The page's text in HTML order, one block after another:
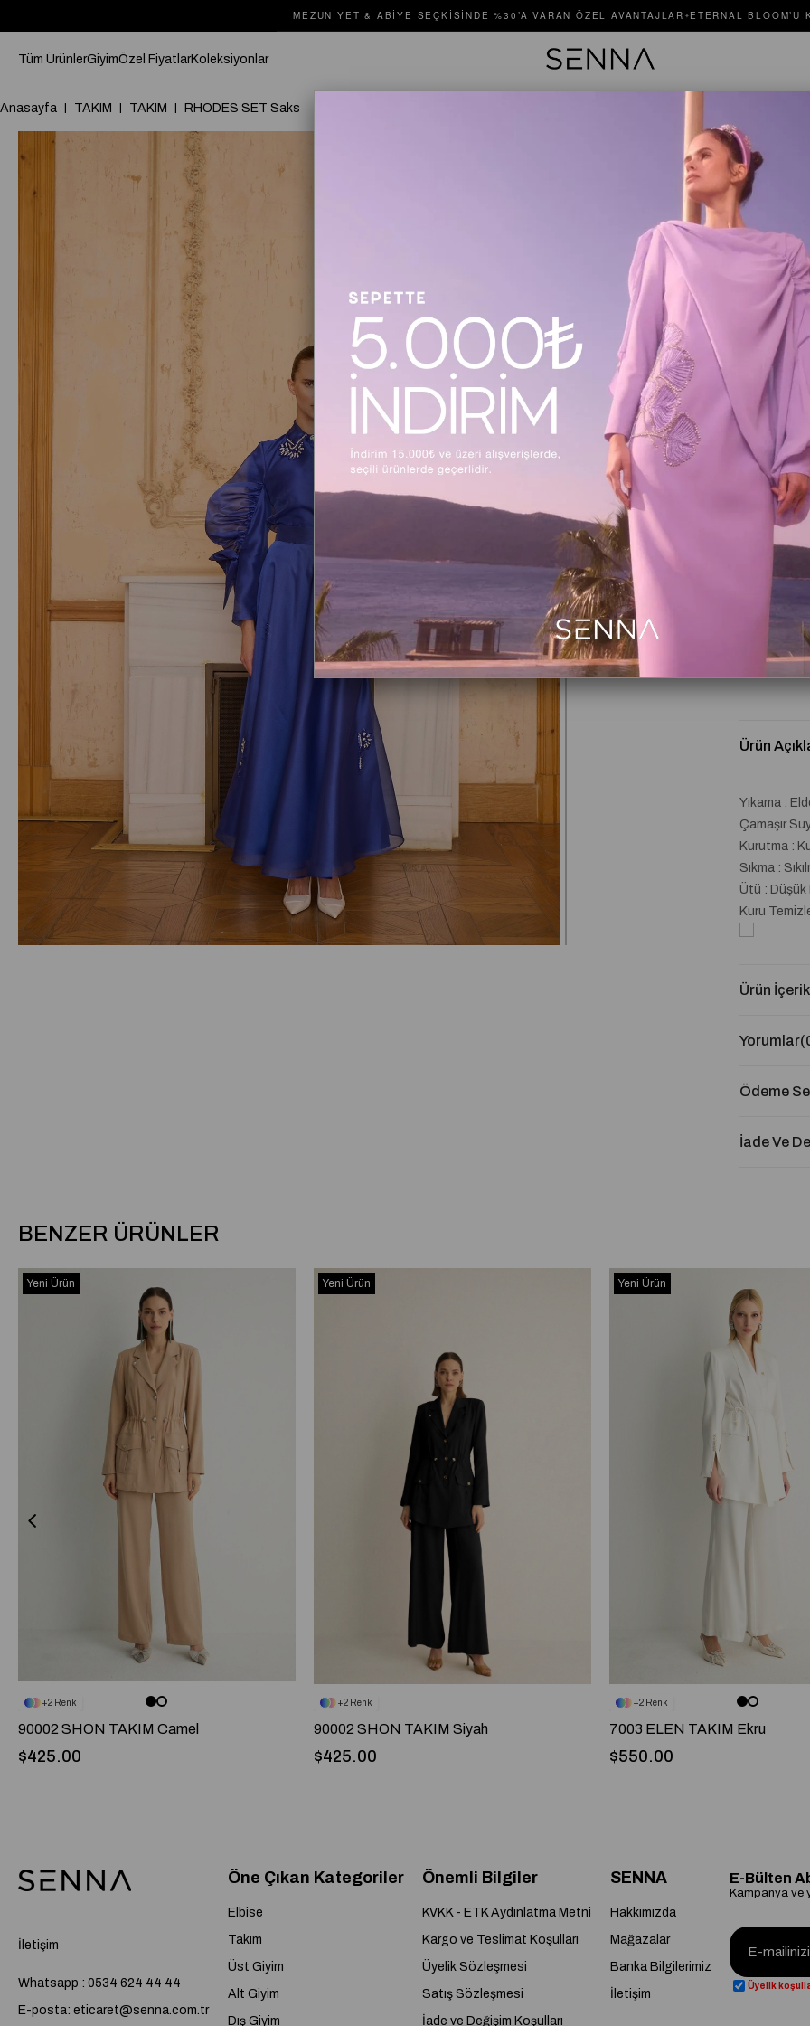
MEZUNIYET & ABIYE SEÇKISINDE %30’A VARAN ÖZEL AVANTAJLAR ✦ ETERNAL BLOOM’U
Tüm ÜrünlerGiyimÖzel FiyatlarKoleksiyonlar
Anasayfa TAKIM TAKIM RHODES SET Saks
RHODES
Stok Kodu
$525.00
Somon
Beden
36
Beden
Kritik Stok
Ürün
Yıkama :
Çamaşır
Kurutma :
Sıkma :
Ütü : Düşük
Kuru
Ürün
Yorumlar
Ödeme
İade Ve
BENZER ÜRÜNLER
2
90002 SHON TAKIM Camel
$425.00
Yeni Ürün
2
90002 SHON TAKIM Siyah
$425.00
Yeni Ürün
2
7003 ELEN TAKIM Ekru
$550.00
Yeni Ürün
İletişim
Whatsapp : 0534 624 44 44
E-posta: eticaret@senna.com.tr
Öne Çıkan Kategoriler
Elbise
Takım
Üst Giyim
Alt Giyim
Dış Giyim
Önemli Bilgiler
KVKK - ETK Aydınlatma Metni
Kargo ve Teslimat Koşulları
Üyelik Sözleşmesi
Satış Sözleşmesi
İade ve Değişim Koşulları
SENNA
Hakkımızda
Mağazalar
Banka Bilgilerimiz
İletişim
E-Bülten
Kampanya ve
Üyelik